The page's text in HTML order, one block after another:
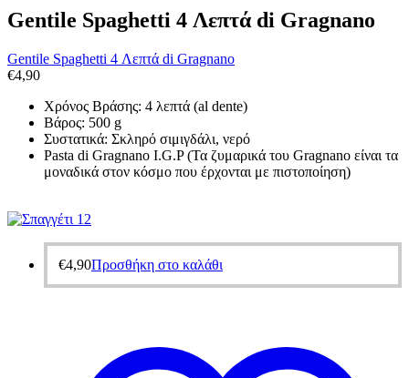
Gentile Spaghetti 4 Λεπτά di Gragnano
Gentile Spaghetti 4 Λεπτά di Gragnano
€4,90
Χρόνος Βράσης: 4 λεπτά (al dente)
Βάρος: 500 g
Συστατικά: Σκληρό σιμιγδάλι, νερό
Pasta di Gragnano I.G.P (Τα ζυμαρικά του Gragnano είναι τα
μοναδικά στον κόσμο που έρχονται με πιστοποίηση)
€4,90Προσθήκη στο καλάθι